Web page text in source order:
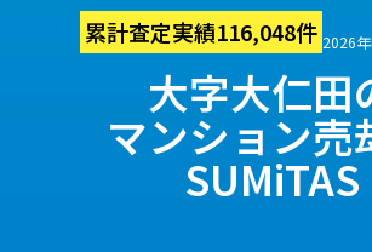
累計査定実績116,048件 2026
大字大仁田
マンション売
SUMiTAS